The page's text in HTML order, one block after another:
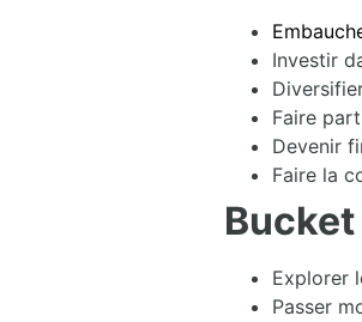
Investir
Faire
Devenir
Faire la
Explorer
Passer